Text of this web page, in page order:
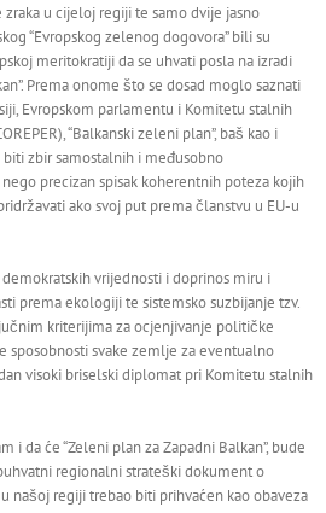
zraka u cijeloj regiji te samo dvije jasno
“Evropskog zelenog dogovora” bili su
meritokratiji da se uhvati posla na izradi
Prema onome što se dosad moglo saznati
Evropskom parlamentu i Komitetu stalnih
“Balkanski zeleni plan”, baš kao i
biti zbir samostalnih i međusobno
precizan spisak koherentnih poteza kojih
ako svoj put prema članstvu u EU-u
vrijednosti i doprinos miru i
prema ekologiji te sistemsko suzbijanje tzv.
kriterijima za ocjenjivanje političke
svake zemlje za eventualno
visoki briselski diplomat pri Komitetu stalnih
i da će “Zeleni plan za Zapadni Balkan”, bude
regionalni strateški dokument o
našoj regiji trebao biti prihvaćen kao obaveza